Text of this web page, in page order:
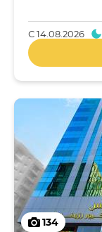
С14.08.2026
134